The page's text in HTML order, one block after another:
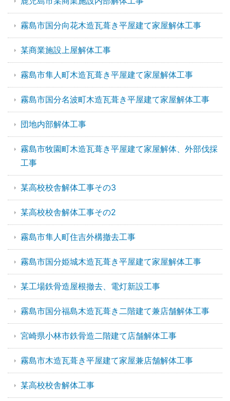
霧島市国分向花木造瓦葺き平屋建て家屋解体工事
某商業施設上屋解体工事
霧島市隼人町木造瓦葺き平屋建て家屋解体工事
霧島市国分名波町木造瓦葺き平屋建て家屋解体工事
団地内部解体工事
霧島市牧園町木造瓦葺き平屋建て家屋解体、外部伐採
工事
某高校校舎解体工事その3
某高校校舎解体工事その2
霧島市隼人町住吉外構撤去工事
霧島市国分姫城木造瓦葺き平屋建て家屋解体工事
某工場鉄骨造屋根撤去、電灯新設工事
霧島市国分福島木造瓦葺き二階建て兼店舗解体工事
宮崎県小林市鉄骨造二階建て店舗解体工事
霧島市木造瓦葺き平屋建て家屋兼店舗解体工事
某高校校舎解体工事